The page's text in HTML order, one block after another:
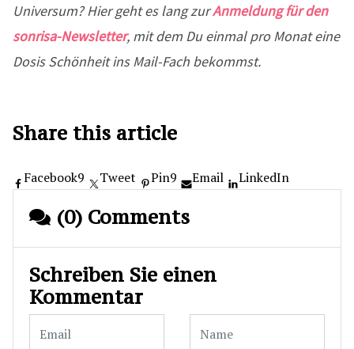
Universum? Hier geht es lang zurAnmeldung für den
sonrisa-Newsletter, mit dem Du einmal pro Monat eine
Dosis Schönheit ins Mail-Fach bekommst.
Share this article
Facebook9 Tweet Pin9 Email LinkedIn
(0) Comments
Schreiben Sie einen
Kommentar